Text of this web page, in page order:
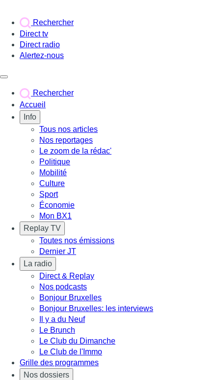
Rechercher
Direct tv
Direct radio
Alertez-nous
Rechercher
Accueil
Info
Tous nos articles
Nos reportages
Le zoom de la rédac'
Politique
Mobilité
Culture
Sport
Économie
Mon BX1
Replay TV
Toutes nos émissions
Dernier JT
La radio
Direct & Replay
Nos podcasts
Bonjour Bruxelles
Bonjour Bruxelles: les interviews
Il y a du Neuf
Le Brunch
Le Club du Dimanche
Le Club de l'Immo
Grille des programmes
Nos dossiers